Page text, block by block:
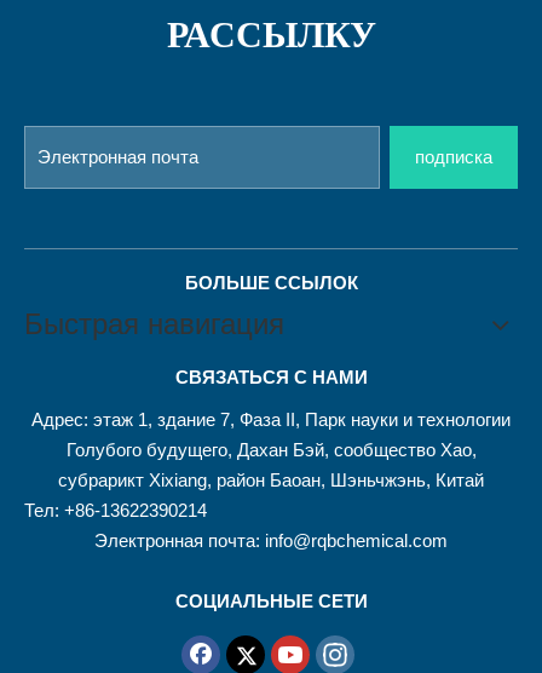
РАССЫЛКУ
подписка
БОЛЬШЕ ССЫЛОК
Быстрая навигация
СВЯЗАТЬСЯ С НАМИ
Адрес: этаж 1, здание 7, Фаза II, Парк науки и технологии
Голубого будущего, Дахан Бэй, сообщество Хао,
субрарикт Xixiang, район Баоан, Шэньчжэнь, Китай
Тел: +86-13622390214
Электронная почта: info@rqbchemical.com
СОЦИАЛЬНЫЕ СЕТИ